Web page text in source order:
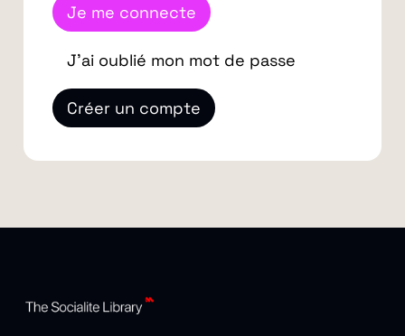
Je me connecte
J'ai oublié mon mot de passe
Créer un compte